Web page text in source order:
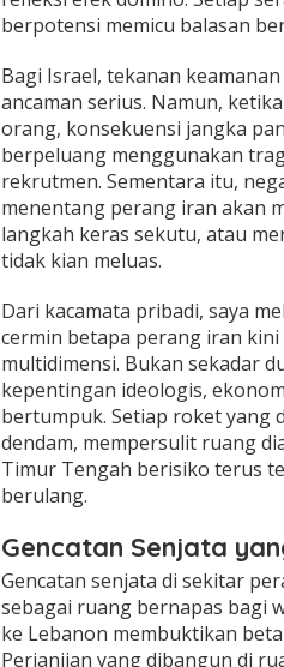
berpotensi memicu balasan
Bagi Israel, tekanan
ancaman serius. Namun,
orang, konsekuensi jangka
berpeluang menggunakan
rekrutmen. Sementara itu,
menentang perang iran akan
langkah keras sekutu, atau
tidak kian meluas.
Dari kacamata pribadi, saya
cermin betapa perang iran
multidimensi. Bukan sekadar
kepentingan ideologis,
bertumpuk. Setiap roket yang
dendam, mempersulit ruang
Timur Tengah berisiko terus
berulang.
Gencatan Senjata
Gencatan senjata di sekitar
sebagai ruang bernapas bagi
ke Lebanon membuktikan
Perjanjian yang dibangun di